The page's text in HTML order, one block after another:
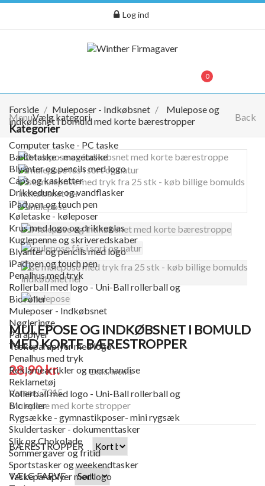
Log ind
0
Menu Back
Vælg kategori
Kategorier
Computer taske - PC taske
Bæltetaske - mavetaske
Blyanter og pencils med logo
Caps og kasketter
Drikkedunke og vandflasker
iPad pen og touch pen
Køletaske - køleposer
Krus med logo og drikkeglas
Kuglepenne og skriveredskaber
Blyanter og pencils med logo
iPad pen og touch pen
Penalhus med tryk
Rollerball med logo - Uni-Ball rollerball og
Bic roller
Muleposer - Indkøbsnet
Nøgleringe
Paraplyer
Taskeparaplyer med logo
Penalhus med tryk
Reklameartikler og merchandise
Reklametøj
Rollerball med logo - Uni-Ball rollerball og
Bic roller
Rygsække - gymnastikposer- mini rygsæk
Skuldertasker - dokumenttasker
Slik og Chokolade
Sommergaver og fritid
Sportstasker og weekendtasker
Taskeparaplyer med logo
Forside Muleposer - Indkøbsnet
Mulepose og
indkøbsnet i bomuld med korte bærestropper
MULEPOSE OG INDKØBSNET I BOMULD
MED KORTE BÆRESTROPPER
28,90 kr.
Ekskl. moms
Varenr.: 7315
Mulepose med korte stropper
BÆRESTROPPER
VÆLG FARVE